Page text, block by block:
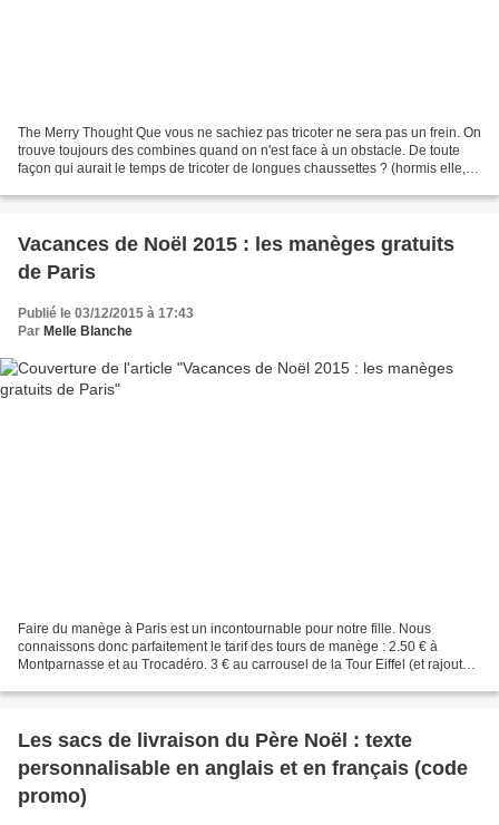
The Merry Thought Que vous ne sachiez pas tricoter ne sera pas un frein. On
trouve toujours des combines quand on n'est face à un obstacle. De toute
façon qui aurait le temps de tricoter de longues chaussettes ? (hormis elle,
Vacances de Noël 2015 : les manèges gratuits
de Paris
Publié le 03/12/2015 à 17:43
Par Melle Blanche
Faire du manège à Paris est un incontournable pour notre fille. Nous
connaissons donc parfaitement le tarif des tours de manège : 2.50 € à
Montparnasse et au Trocadéro. 3 € au carrousel de la Tour Eiffel (et rajoutez
Les sacs de livraison du Père Noël : texte
personnalisable en anglais et en français (code
promo)